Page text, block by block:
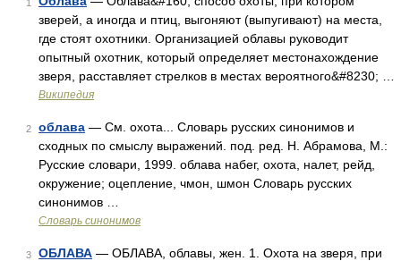
1
зверей, а иногда и птиц, выгоняют (выпугивают) на места,
где стоят охотники. Организацией облавы руководит
опытный охотник, который определяет местонахождение
зверя, расставляет стрелков в местах вероятного&#8230; …
Википедия
2 облава — См. охота... Словарь русских синонимов и
сходных по смыслу выражений. под. ред. Н. Абрамова, М.:
Русские словари, 1999. облава набег, охота, налет, рейд,
окружение; оцепление, чмон, шмон Словарь русских
синонимов …
Словарь синонимов
3 ОБЛАВА — ОБЛАВА, облавы, жен. 1. Охота на зверя, при